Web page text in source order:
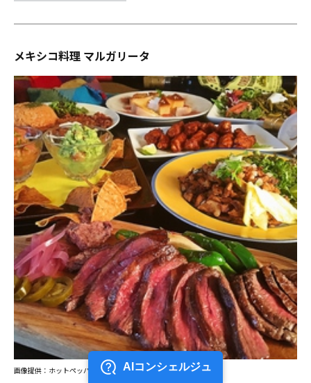
メキシコ料理 マルガリータ
画像提供：ホットペッパー グルメ